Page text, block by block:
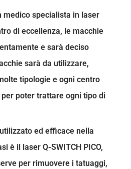
medico specialista in laser
di eccellenza, le macchie
e sarà deciso
sarà da utilizzare,
tipologie e ogni centro
poter trattare ogni tipo di
ed efficace nella
è il laser Q-SWITCH PICO,
per rimuovere i tatuaggi,